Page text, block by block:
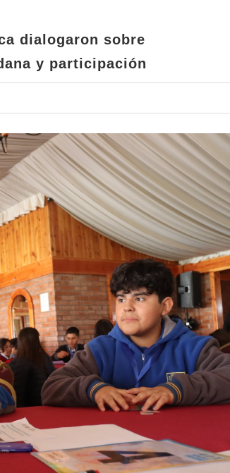
dialogaron sobre
y participación